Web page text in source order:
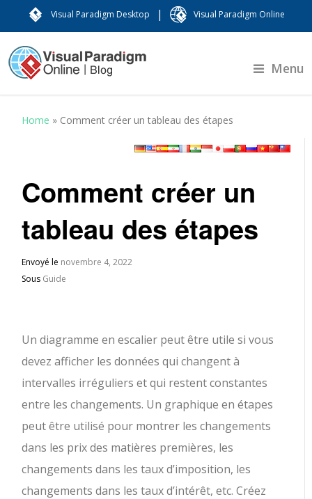
Visual Paradigm Desktop | Visual Paradigm Online
Menu
Home » Comment créer un tableau des étapes
Comment créer un
tableau des étapes
Envoyé le novembre 4, 2022
Sous Guide
Un diagramme en escalier peut être utile si vous
devez afficher les données qui changent à
intervalles irréguliers et qui restent constantes
entre les changements. Un graphique en étapes
peut être utilisé pour montrer les changements
dans les prix des matières premières, les
changements dans les taux d’imposition, les
changements dans les taux d’intérêt, etc. Créez